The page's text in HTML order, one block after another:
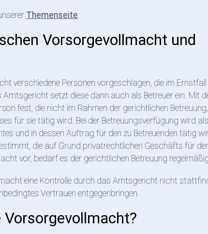
Themenseite.
Vorsorgevollmacht und
verschiedene Personen vorgeschlagen, die im Ernstfall
setzt diese dann auch als Betreuer ein. Mit
fest, die nicht im Rahmen der gerichtlichen
für sie tätig wird. Bei der Betreuungsverfügung wird
und in dessen Auftrag für den zu Betreuenden tätig
die auf Grund privatrechtlichen Geschäfts für
vor, bedarf es der gerichtlichen Betreuung
eine Kontrolle durch das Amtsgericht nicht
Vertrauen entgegenbringen.